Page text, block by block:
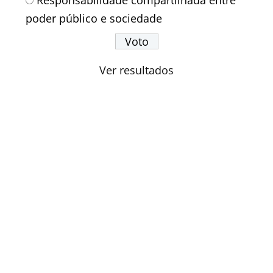
poder público e sociedade
Ver resultados